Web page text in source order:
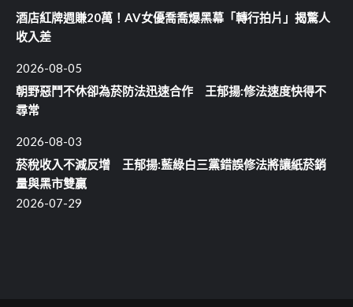
酒店紅牌週賺20萬！AV女優喬喬爆黑幕「轉行拍片」揭驚人
收入差
2026-08-05
朝野惡鬥不休卻為菸防法迅速合作 王郁揚:修法速度快得不
尋常
2026-08-03
菸稅收入不減反增 王郁揚:藍綠白三黨錯誤修法將讓紙菸銷
量與黑市雙贏
2026-07-29